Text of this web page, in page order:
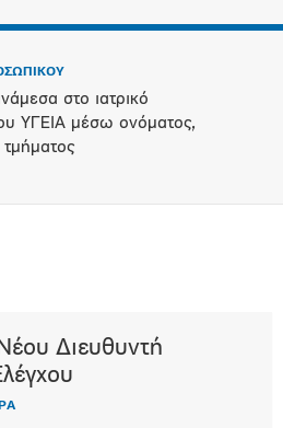
στο ιατρικό
ΥΓΕΙΑ μέσω ονόματος,
τμήματος
Διευθυντή